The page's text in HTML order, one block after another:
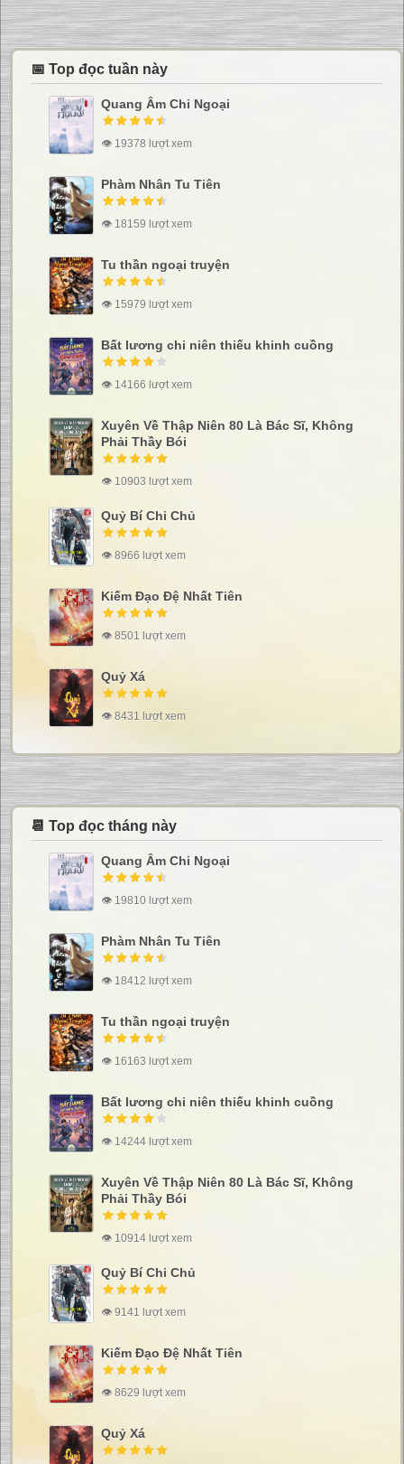
📅 Top đọc tuần này
Quang Âm Chi Ngoại
👁 19378 lượt xem
Phàm Nhân Tu Tiên
👁 18159 lượt xem
Tu thần ngoại truyện
👁 15979 lượt xem
Bất lương chi niên thiếu khinh cuồng
👁 14166 lượt xem
Xuyên Về Thập Niên 80 Là Bác Sĩ, Không
Phải Thầy Bói
👁 10903 lượt xem
Quỷ Bí Chi Chủ
👁 8966 lượt xem
Kiếm Đạo Đệ Nhất Tiên
👁 8501 lượt xem
Quỷ Xá
👁 8431 lượt xem
📆 Top đọc tháng này
Quang Âm Chi Ngoại
👁 19810 lượt xem
Phàm Nhân Tu Tiên
👁 18412 lượt xem
Tu thần ngoại truyện
👁 16163 lượt xem
Bất lương chi niên thiếu khinh cuồng
👁 14244 lượt xem
Xuyên Về Thập Niên 80 Là Bác Sĩ, Không
Phải Thầy Bói
👁 10914 lượt xem
Quỷ Bí Chi Chủ
👁 9141 lượt xem
Kiếm Đạo Đệ Nhất Tiên
👁 8629 lượt xem
Quỷ Xá